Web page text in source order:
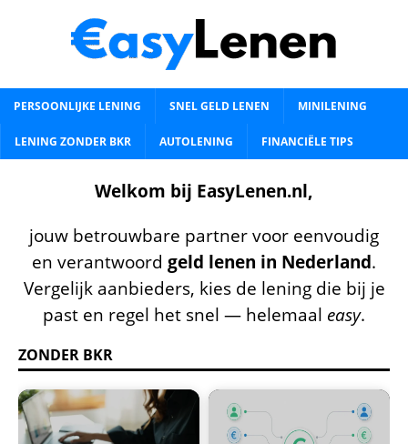
PERSOONLIJKE LENING SNEL GELD LENEN MINILENING
LENING ZONDER BKR AUTOLENING FINANCIËLE TIPS
Welkom bij EasyLenen.nl,
jouw betrouwbare partner voor eenvoudig
en verantwoord geld lenen in Nederland.
Vergelijk aanbieders, kies de lening die bij je
past en regel het snel — helemaal easy.
ZONDER BKR